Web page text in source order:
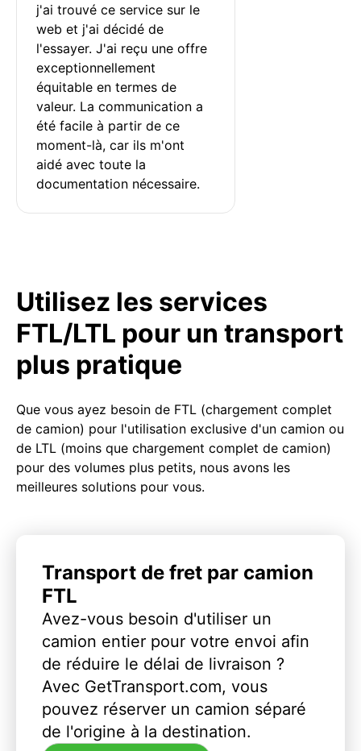
j'ai trouvé ce service sur le
web et j'ai décidé de
l'essayer. J'ai reçu une offre
exceptionnellement
équitable en termes de
valeur. La communication a
été facile à partir de ce
moment-là, car ils m'ont
aidé avec toute la
documentation nécessaire.
Utilisez les services
FTL/LTL pour un transport
plus pratique
Que vous ayez besoin de FTL (chargement complet
de camion) pour l'utilisation exclusive d'un camion ou
de LTL (moins que chargement complet de camion)
pour des volumes plus petits, nous avons les
meilleures solutions pour vous.
Transport de fret par camion
FTL
Avez-vous besoin d'utiliser un
camion entier pour votre envoi afin
de réduire le délai de livraison ?
Avec GetTransport.com, vous
pouvez réserver un camion séparé
de l'origine à la destination.